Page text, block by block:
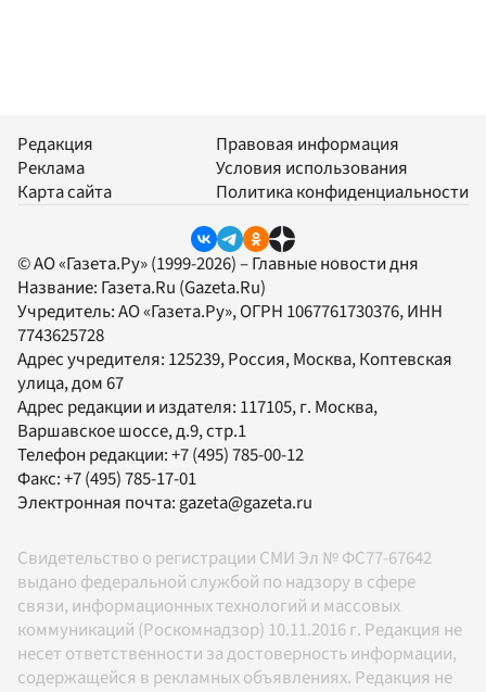
Редакция
Реклама
Карта сайта
Правовая информация
Условия использования
Политика конфиденциальности
© АО «Газета.Ру» (1999-2026) – Главные новости дня
Название: Газета.Ru (Gazeta.Ru)
Учредитель:АО «Газета.Ру», ОГРН 1067761730376, ИНН
7743625728
Адрес учредителя: 125239, Россия, Москва, Коптевская
улица, дом 67
Адрес редакции и издателя: 117105, г. Москва,
Варшавское шоссе, д.9, стр.1
Телефон редакции:+7 (495) 785-00-12
Факс:+7 (495) 785-17-01
Электронная почта:gazeta@gazeta.ru
Свидетельство о регистрации СМИ Эл № ФС77-67642
выдано федеральной службой по надзору в сфере
связи, информационных технологий и массовых
коммуникаций (Роскомнадзор) 10.11.2016 г. Редакция не
несет ответственности за достоверность информации,
содержащейся в рекламных объявлениях. Редакция не